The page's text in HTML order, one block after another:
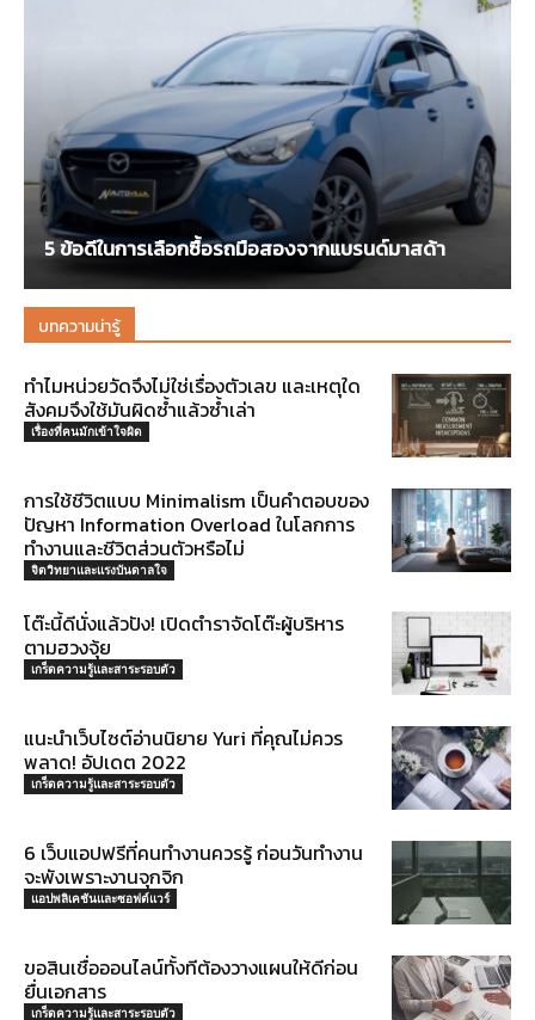
5 ข้อดีในการเลือกซื้อรถมือสองจากแบรนด์มาสด้า
บทความน่ารู้
ทำไมหน่วยวัดจึงไม่ใช่เรื่องตัวเลข และเหตุใด
สังคมจึงใช้มันผิดซ้ำแล้วซ้ำเล่า
เรื่องที่คนมักเข้าใจผิด
การใช้ชีวิตแบบ Minimalism เป็นคำตอบของ
ปัญหา Information Overload ในโลกการ
ทำงานและชีวิตส่วนตัวหรือไม่
จิตวิทยาและแรงบันดาลใจ
โต๊ะนี้ดีนั่งแล้วปัง! เปิดตำราจัดโต๊ะผู้บริหาร
ตามฮวงจุ้ย
เกร็ดความรู้และสาระรอบตัว
แนะนำเว็บไซต์อ่านนิยาย Yuri ที่คุณไม่ควร
พลาด! อัปเดต 2022
เกร็ดความรู้และสาระรอบตัว
6 เว็บแอปฟรีที่คนทำงานควรรู้ ก่อนวันทำงาน
จะพังเพราะงานจุกจิก
แอปพลิเคชันและซอฟต์แวร์
ขอสินเชื่อออนไลน์ทั้งทีต้องวางแผนให้ดีก่อน
ยื่นเอกสาร
เกร็ดความรู้และสาระรอบตัว